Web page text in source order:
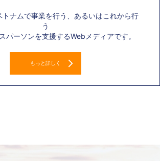
トナムで事業を行う、あるいはこれから行
う
パーソンを支援するWebメディアです。
もっと詳しく